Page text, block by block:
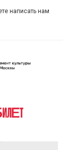
написать нам